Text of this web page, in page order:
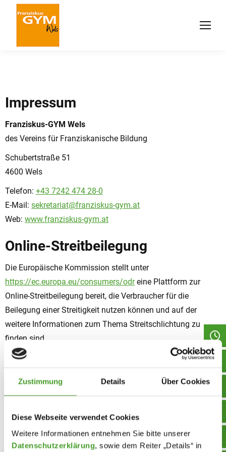
Zustimmung Details Über Cookies
Diese Webseite verwendet Cookies
Weitere Informationen entnehmen Sie bitte unserer
Datenschutzerklärung, sowie dem Reiter „Details“ in
Impressum
Franziskus-GYM Wels
des Vereins für Franziskanische Bildung
Schubertstraße 51
4600 Wels
Telefon: +43 7242 474 28-0
E-Mail: sekretariat@franziskus-gym.at
Web: www.franziskus-gym.at
Online-Streitbeilegung
Die Europäische Kommission stellt unter
https://ec.europa.eu/consumers/odreine Plattform zur
Online-Streitbeilegung bereit, die Verbraucher für die
Beilegung einer Streitigkeit nutzen können und auf der
weitere Informationen zum Thema Streitschlichtung zu
finden sind.
Außergerichtliche Streitbeilegung
Wir sind weder verpflichtet noch dazu bereit, im Falle einer
Streitbeilegungsverfahren vor einer
Verbraucherschlichtungsstelle teilzunehmen.